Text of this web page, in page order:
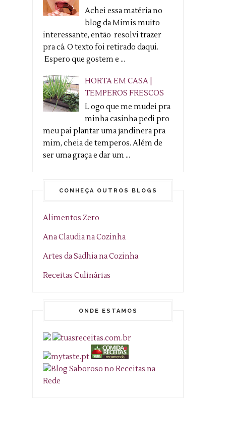
Achei essa matéria no
blog da Mimis muito
interessante, então resolvi trazer
pra cá. O texto foi retirado daqui.
Espero que gostem e ...
HORTA EM CASA |
TEMPEROS FRESCOS
L ogo que me mudei pra
minha casinha pedi pro
meu pai plantar uma jandinera pra
mim, cheia de temperos. Além de
ser uma graça e dar um ...
CONHEÇA OUTROS BLOGS
Alimentos Zero
Ana Claudia na Cozinha
Artes da Sadhia na Cozinha
Receitas Culinárias
ONDE ESTAMOS